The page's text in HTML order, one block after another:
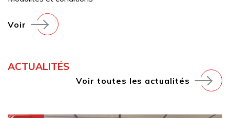
Voir
ACTUALITÉS
Voir toutes les actualités